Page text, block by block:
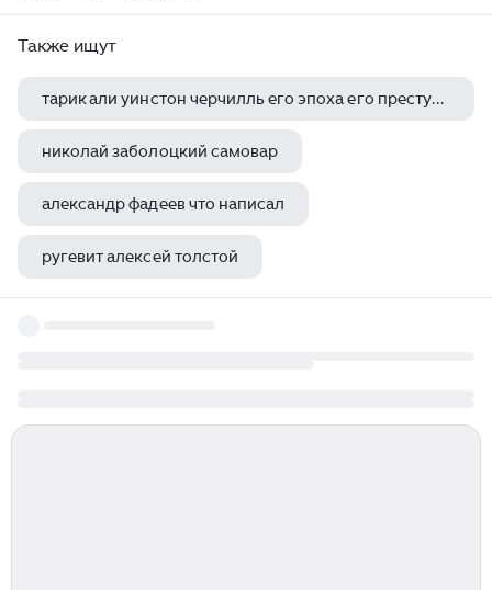
Также ищут
тарик али уинстон черчилль его эпоха его преступления
николай заболоцкий самовар
александр фадеев что написал
ругевит алексей толстой